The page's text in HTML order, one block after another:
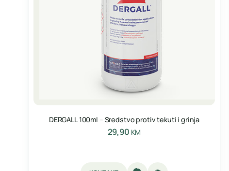
DERGALL 100ml – Sredstvo protiv tekuti i grinja
29,90 KM